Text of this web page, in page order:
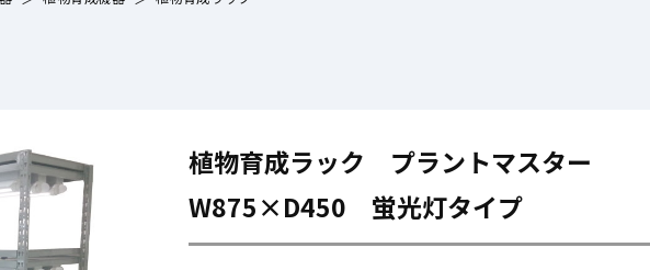
植物育成ラック プラントマスター
W875×D450 蛍光灯タイプ